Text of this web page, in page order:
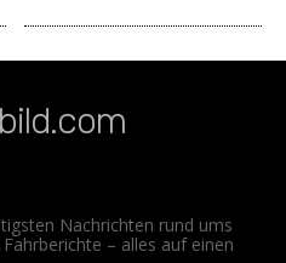
bild.com
Nachrichten rund ums
– alles auf einen